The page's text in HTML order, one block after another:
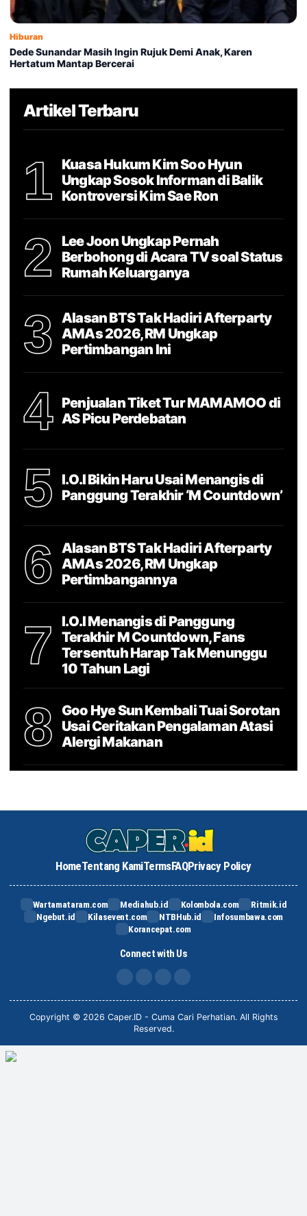
Hiburan
Dede Sunandar Masih Ingin Rujuk Demi Anak, Karen
Hertatum Mantap Bercerai
Artikel Terbaru
1
Kuasa Hukum Kim Soo Hyun
Ungkap Sosok Informan di Balik
Kontroversi Kim Sae Ron
2
Lee Joon Ungkap Pernah
Berbohong di Acara TV soal Status
Rumah Keluarganya
3
Alasan BTS Tak Hadiri Afterparty
AMAs 2026, RM Ungkap
Pertimbangan Ini
4
Penjualan Tiket Tur MAMAMOO di
AS Picu Perdebatan
5
I.O.I Bikin Haru Usai Menangis di
Panggung Terakhir ‘M Countdown’
6
Alasan BTS Tak Hadiri Afterparty
AMAs 2026, RM Ungkap
Pertimbangannya
7
I.O.I Menangis di Panggung
Terakhir M Countdown, Fans
Tersentuh Harap Tak Menunggu
10 Tahun Lagi
8
Goo Hye Sun Kembali Tuai Sorotan
Usai Ceritakan Pengalaman Atasi
Alergi Makanan
HomeTentang KamiTermsFAQPrivacy Policy
Wartamataram.com Mediahub.id Kolombola.com
Ritmik.id
Ngebut.id
Kilasevent.com NTBHub.id
Infosumbawa.com
Korancepat.com
Connect with Us
FB IG TikTok
Copyright © 2026 Caper.ID - Cuma Cari Perhatian. All Rights
Reserved.